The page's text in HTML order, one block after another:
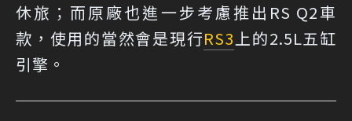
休旅；而原廠也進一步考慮推出RS Q2車
款，使用的當然會是現行RS3上的2.5L五缸
引擎。